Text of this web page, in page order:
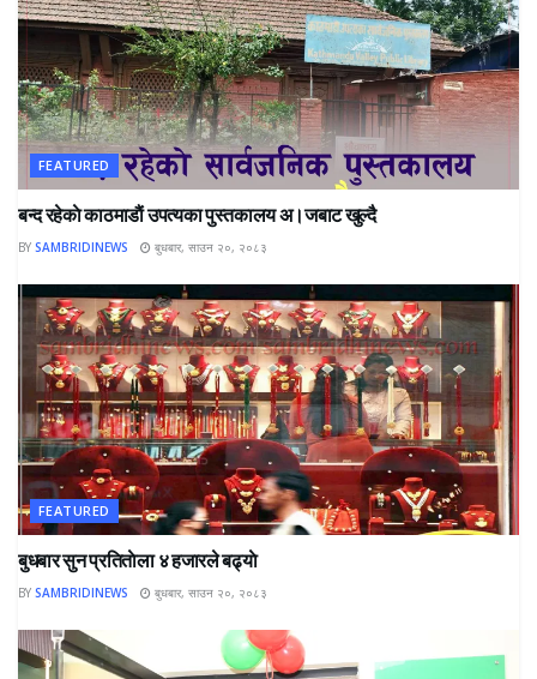
FEATURED
बन्द रहेकाे काठमाडाैं उपत्यका पुस्तकालय अ।जबाट खुल्दै
BY SAMBRIDINEWS बुधबार, साउन २०, २०८३
FEATURED
बुधबार सुन प्रतिताेला ४ हजारले बढ्याे
BY SAMBRIDINEWS बुधबार, साउन २०, २०८३